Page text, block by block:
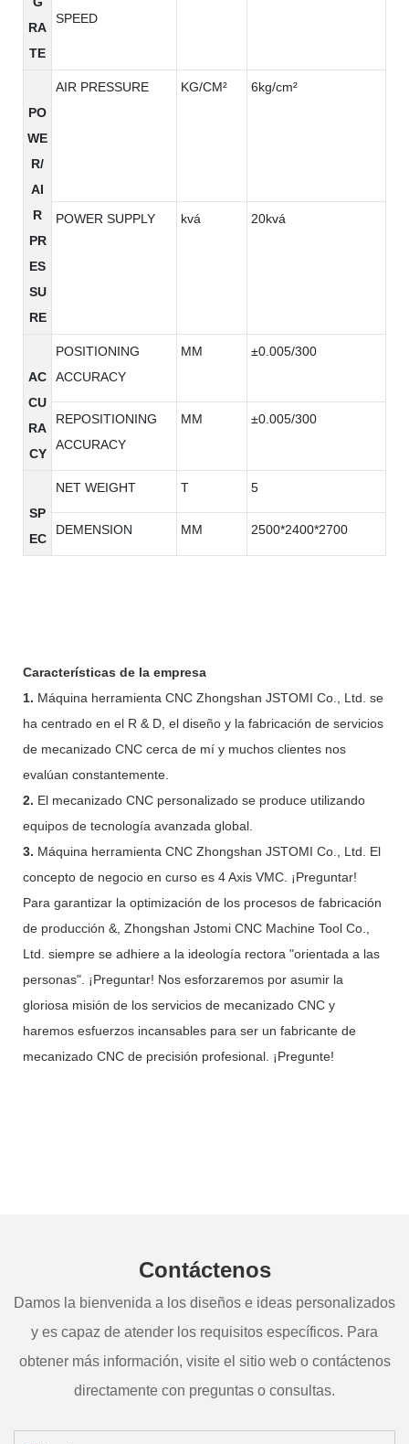
RA
TE
SPEED
PO
WE
R/
AI
R
PR
ES
SU
RE
AIR PRESSURE KG/CM² 6kg/cm²
POWER SUPPLY kvá 20kvá
AC
CU
RA
CY
POSITIONING
ACCURACY
MM ±0.005/300
REPOSITIONING
ACCURACY
MM ±0.005/300
SP
EC
NET WEIGHT T 5
DEMENSION MM 2500*2400*2700
Características de la empresa
1. Máquina herramienta CNC Zhongshan JSTOMI Co., Ltd. se
ha centrado en el R & D, el diseño y la fabricación de servicios
de mecanizado CNC cerca de mí y muchos clientes nos
evalúan constantemente.
2. El mecanizado CNC personalizado se produce utilizando
equipos de tecnología avanzada global.
3. Máquina herramienta CNC Zhongshan JSTOMI Co., Ltd. El
concepto de negocio en curso es 4 Axis VMC. ¡Preguntar!
Para garantizar la optimización de los procesos de fabricación
de producción &, Zhongshan Jstomi CNC Machine Tool Co.,
Ltd. siempre se adhiere a la ideología rectora "orientada a las
personas". ¡Preguntar! Nos esforzaremos por asumir la
gloriosa misión de los servicios de mecanizado CNC y
haremos esfuerzos incansables para ser un fabricante de
mecanizado CNC de precisión profesional. ¡Pregunte!
Contáctenos
Damos la bienvenida a los diseños e ideas personalizados
y es capaz de atender los requisitos específicos. Para
obtener más información, visite el sitio web o contáctenos
directamente con preguntas o consultas.